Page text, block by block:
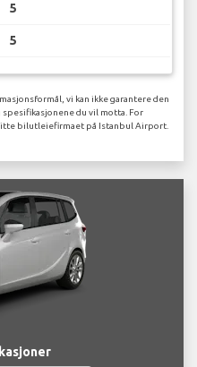
5
5
vi kan ikke garantere den
du vil motta. For
bilutleiefirmaet på Istanbul Airport.